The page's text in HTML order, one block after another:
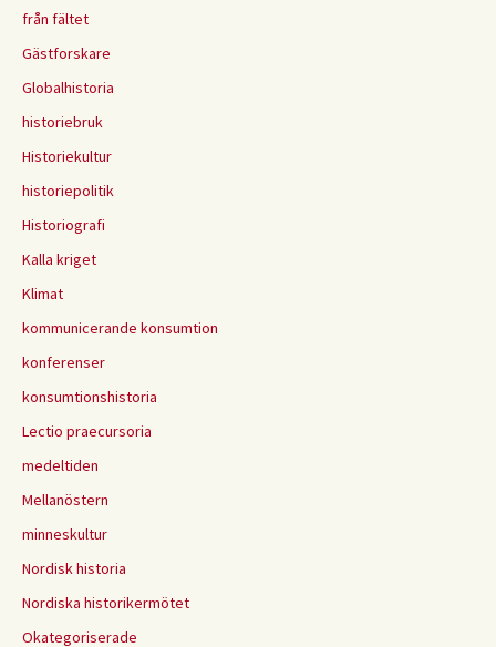
från fältet
Gästforskare
Globalhistoria
historiebruk
Historiekultur
historiepolitik
Historiografi
Kalla kriget
Klimat
kommunicerande konsumtion
konferenser
konsumtionshistoria
Lectio praecursoria
medeltiden
Mellanöstern
minneskultur
Nordisk historia
Nordiska historikermötet
Okategoriserade